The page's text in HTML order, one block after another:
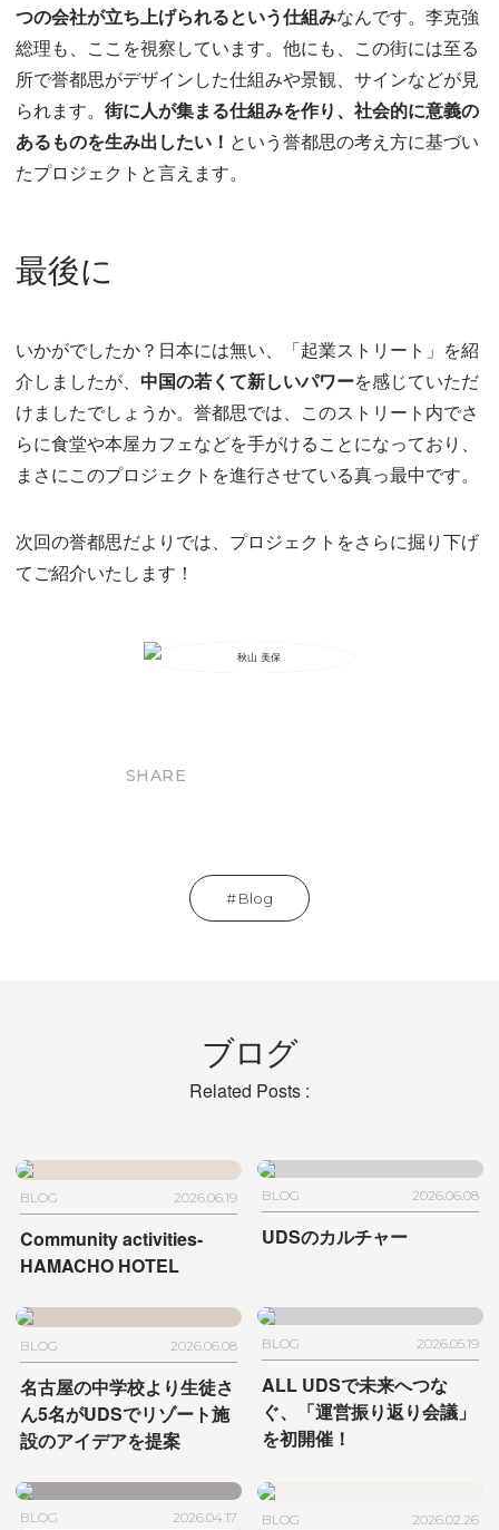
つの会社が立ち上げられるという仕組みなんです。李克強
総理も、ここを視察しています。他にも、この街には至る
所で誉都思がデザインした仕組みや景観、サインなどが見
られます。街に人が集まる仕組みを作り、社会的に意義の
あるものを生み出したい！ という誉都思の考え方に基づい
たプロジェクトと言えます。
最後に
いかがでしたか？日本には無い、「起業ストリート」を紹
介しましたが、中国の若くて新しいパワーを感じていただ
けましたでしょうか。誉都思では、このストリート内でさ
らに食堂や本屋カフェなどを手がけることになっており、
まさにこのプロジェクトを進行させている真っ最中です。
次回の誉都思だよりでは、プロジェクトをさらに掘り下げ
てご紹介いたします！
SHARE
Blog
ブログ
Related Posts :
BLOG 2026.06.19
Community activities-
HAMACHO HOTEL
BLOG 2026.06.08
UDSのカルチャー
BLOG 2026.06.08
名古屋の中学校より生徒さ
ん5名がUDSでリゾート施
設のアイデアを提案
BLOG 2026.05.19
ALL UDSで未来へつな
ぐ、
「運営振り返り会議」
を初開催！
BLOG 2026.04.17 BLOG 2026.02.26